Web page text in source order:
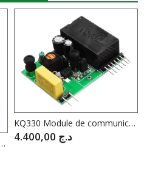
SCT-013-030 Capteur de Courant 30A
KQ330 Module de communication par ligne électrique
د.ج